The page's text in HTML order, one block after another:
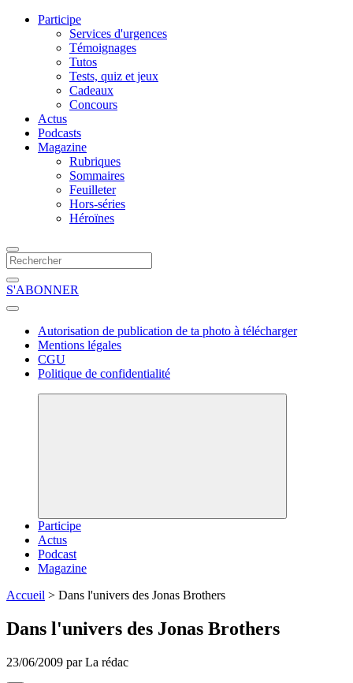
Participe
Services d'urgences
Témoignages
Tutos
Tests, quiz et jeux
Cadeaux
Concours
Actus
Podcasts
Magazine
Rubriques
Sommaires
Feuilleter
Hors-séries
Héroïnes
S'ABONNER
Autorisation de publication de ta photo à télécharger
Mentions légales
CGU
Politique de confidentialité
Participe
Actus
Podcast
Magazine
Accueil > Dans l'univers des Jonas Brothers
Dans l'univers des Jonas Brothers
23/06/2009 par La rédac